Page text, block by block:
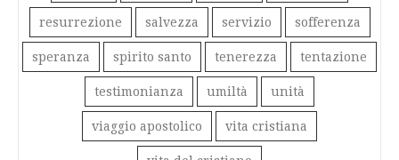
resurrezione salvezza servizio sofferenza
speranza spirito santo tenerezza tentazione
testimonianza umiltà unità
viaggio apostolico vita cristiana